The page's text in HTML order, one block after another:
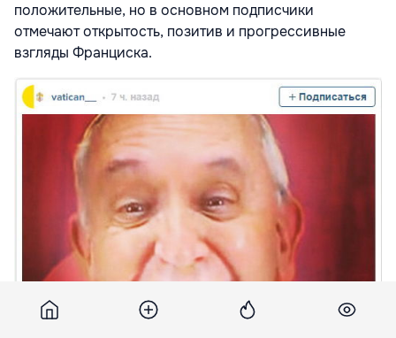
положительные, но в основном подписчики
отмечают открытость, позитив и прогрессивные
взгляды Франциска.